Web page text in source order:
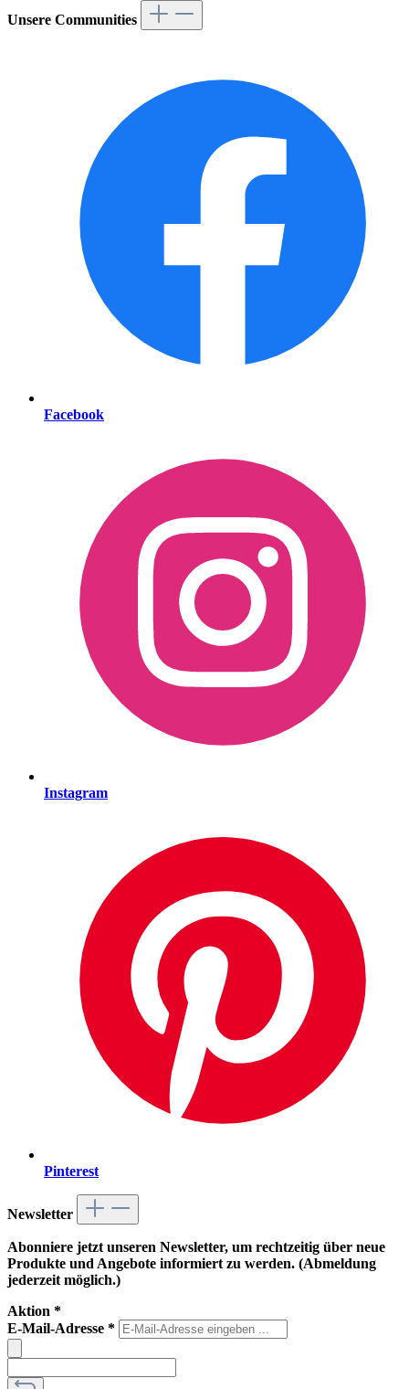
Unsere Communities
Facebook
Instagram
Pinterest
Newsletter
Abonniere jetzt unseren Newsletter, um rechtzeitig über neue
Produkte und Angebote informiert zu werden. (Abmeldung
jederzeit möglich.)
Aktion *
E-Mail-Adresse *